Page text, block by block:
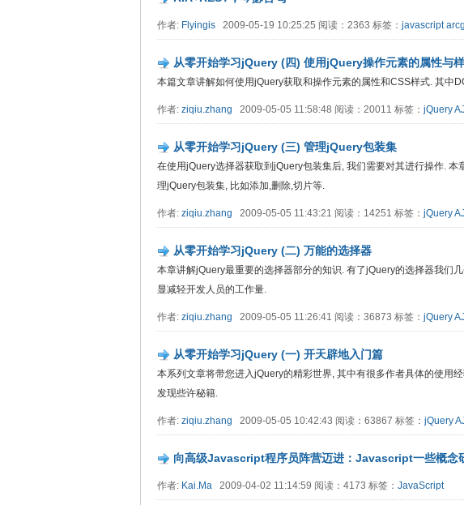
作者: Flyingis 2009-05-19 10:25:25 阅读：2363 标签： javascript
从零开始学习jQuery (四) 使用jQuery操作元素的属性与
本篇文章讲解如何使用jQuery获取和操作元素的属性和CSS样式. 其中
作者: ziqiu.zhang 2009-05-05 11:58:48 阅读：20011 标签： jQuery
从零开始学习jQuery (三) 管理jQuery包装集
在使用jQuery选择器获取到jQuery包装集后, 我们需要对其进行操作.
理jQuery包装集, 比如添加,删除,切片等.
作者: ziqiu.zhang 2009-05-05 11:43:21 阅读：14251 标签： jQuery
从零开始学习jQuery (二) 万能的选择器
本章讲解jQuery最重要的选择器部分的知识. 有了jQuery的选择器我们
显减轻开发人员的工作量.
作者: ziqiu.zhang 2009-05-05 11:26:41 阅读：36873 标签： jQuery
从零开始学习jQuery (一) 开天辟地入门篇
本系列文章将带您进入jQuery的精彩世界, 其中有很多作者具体的使用
发现些许秘籍.
作者: ziqiu.zhang 2009-05-05 10:42:43 阅读：63867 标签： jQuery
向高级Javascript程序员阵营迈进：Javascript一些概念
作者: Kai.Ma 2009-04-02 11:14:59 阅读：4173 标签： JavaScript